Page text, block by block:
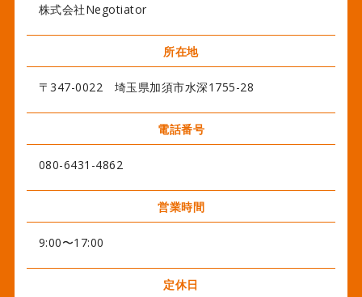
株式会社Negotiator
所在地
〒347-0022 埼玉県加須市水深1755-28
電話番号
080-6431-4862
営業時間
9:00〜17:00
定休日